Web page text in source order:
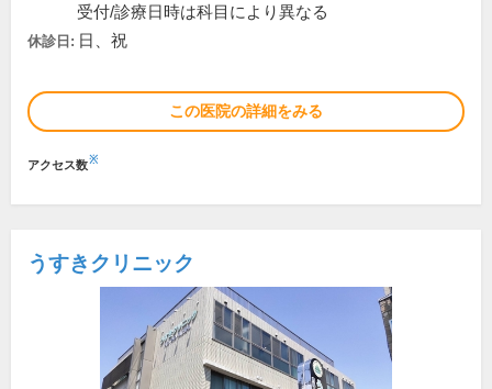
受付/診療日時は科目により異なる
休診日: 日、祝
この医院の詳細をみる
アクセス数※
うすきクリニック